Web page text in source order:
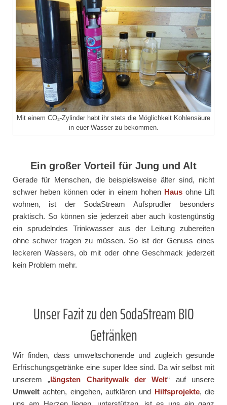
Mit einem CO₂-Zylinder habt ihr stets die Möglichkeit Kohlensäure
in euer Wasser zu bekommen.
Ein großer Vorteil für Jung und Alt
Gerade für Menschen, die beispielsweise älter sind, nicht
schwer heben können oder in einem hohen Hausohne Lift
wohnen, ist der SodaStream Aufsprudler besonders
praktisch. So können sie jederzeit aber auch kostengünstig
ein sprudelndes Trinkwasser aus der Leitung zubereiten
ohne schwer tragen zu müssen. So ist der Genuss eines
leckeren Wassers, ob mit oder ohne Geschmack jederzeit
kein Problem mehr.
Unser Fazit zu den SodaStream BIO
Getränken
Wir finden, dass umweltschonende und zugleich gesunde
Erfrischungsgetränke eine super Idee sind. Da wir selbst mit
unserem „längsten Charitywalk der Welt“ auf unsere
Umwelt achten, eingehen, aufklären und Hilfsprojekte, die